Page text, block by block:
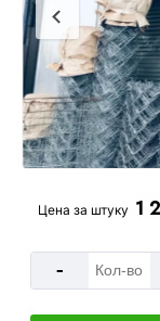
Цена за штуку 1
-